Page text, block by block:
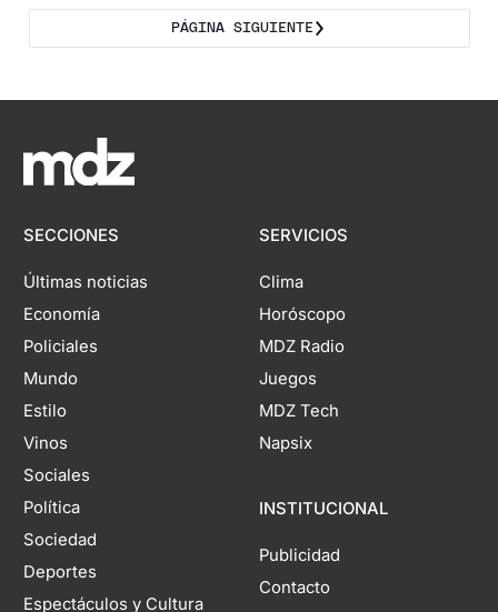
PÁGINA SIGUIENTE
SECCIONES
Últimas noticias
Economía
Policiales
Mundo
Estilo
Vinos
Sociales
Política
Sociedad
Deportes
Espectáculos y Cultura
SERVICIOS
Clima
Horóscopo
MDZ Radio
Juegos
MDZ Tech
Napsix
INSTITUCIONAL
Publicidad
Contacto